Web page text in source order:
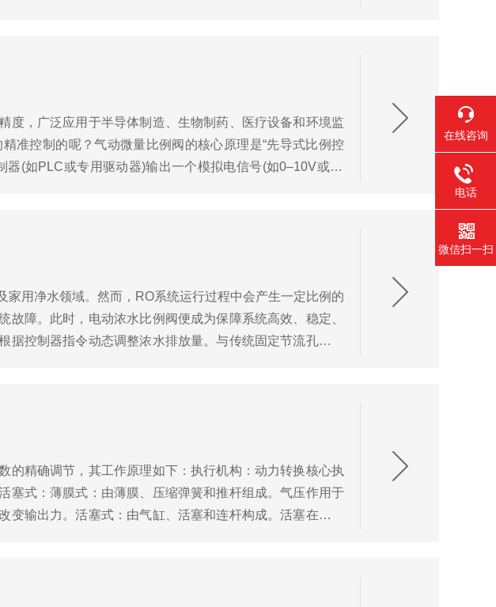
度，广泛应用于半导体制造、生物制药、医疗设备和环境监
准控制的呢？气动微量比例阀的核心原理是“先导式比例控
(如PLC或专用驱动器)输出一个模拟电信号(如0–10V或4–
用净水领域。然而，RO系统运行过程中会产生一定比例的
障。此时，电动浓水比例阀便成为保障系统高效、稳定、
控制器指令动态调整浓水排放量。与传统固定节流孔或手
精确调节，其工作原理如下：执行机构：动力转换核心执
塞式：薄膜式：由薄膜、压缩弹簧和推杆组成。气压作用于
输出力。活塞式：由气缸、活塞和连杆构成。活塞在气缸
在线咨询
电话
微信扫一扫